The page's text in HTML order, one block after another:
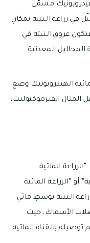
مسمّى
في زراعة النبتة بمكانٍ
عروق النبتة في
المعدنية
الهيدروبونيك وضع
الفيرموكيوليت،
المائية
أو “الزراعة المائية
النبتة بوسطٍ مائي
الأسماك، حيث
بالقناة المائية